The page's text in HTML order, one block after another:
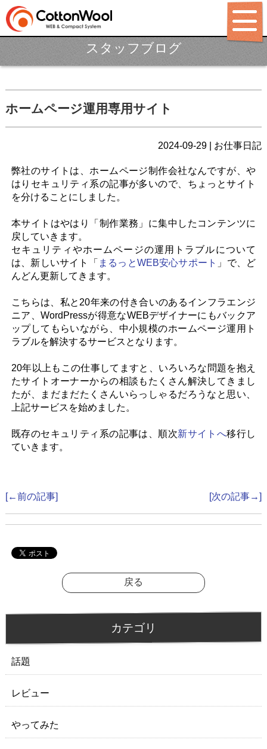
スタッフブログ
ホームページ運用専用サイト
2024-09-29 | お仕事日記
弊社のサイトは、ホームページ制作会社なんですが、や
はりセキュリティ系の記事が多いので、ちょっとサイト
を分けることにしました。
本サイトはやはり「制作業務」に集中したコンテンツに
戻していきます。
セキュリティやホームページの運用トラブルについて
は、新しいサイト「 まるっとWEB安心サポート 」で、ど
んどん更新してきます。
こちらは、私と20年来の付き合いのあるインフラエンジ
ニア、WordPressが得意なWEBデザイナーにもバックア
ップしてもらいながら、中小規模のホームページ運用ト
ラブルを解決するサービスとなります。
20年以上もこの仕事してますと、いろいろな問題を抱え
たサイトオーナーからの相談もたくさん解決してきまし
たが、まだまだたくさんいらっしゃるだろうなと思い、
上記サービスを始めました。
既存のセキュリティ系の記事は、順次新サイトへ移行し
ていきます。
[次の記事→]
[←前の記事]
戻る
カテゴリ
話題
レビュー
やってみた
サービス
パッケージ
制作実績
LABO
BLOG
会社概要
お問い合わせ